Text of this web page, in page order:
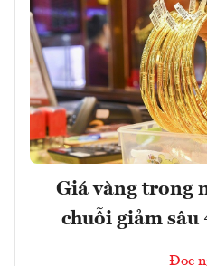
Giá vàng trong
chuỗi giảm
Đọc